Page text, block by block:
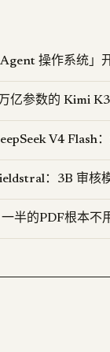
操作系统」
亿参数的 Kimi
V4 Flash
：3B 审核
半的PDF根本不